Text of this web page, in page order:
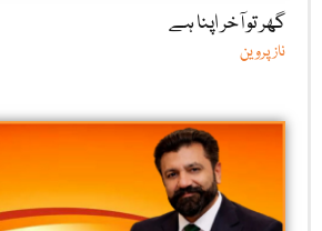
گھر تو آخر اپنا ہے
ناز پروین